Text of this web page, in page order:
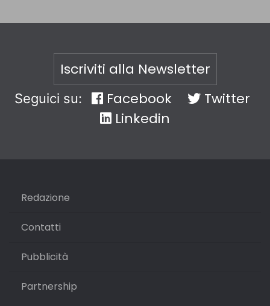
Iscriviti alla Newsletter
Seguici su: Facebook
Twitter
Linkedin
Redazione
Contatti
Pubblicità
Partnership